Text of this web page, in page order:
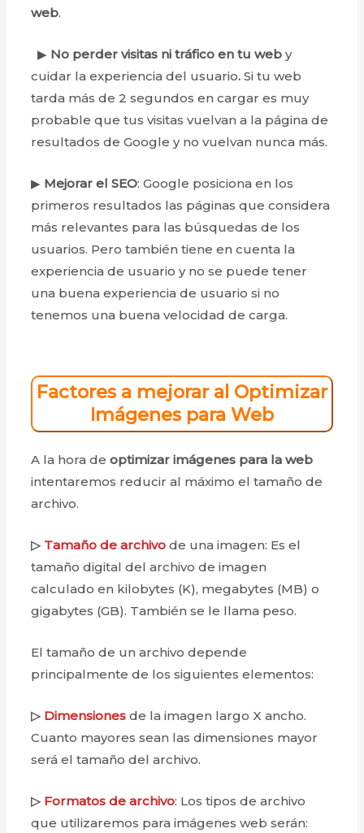
web.
▶ No perder visitas ni tráfico en tu weby
cuidar la experiencia del usuario.Si tu web
tarda más de 2 segundos en cargar es muy
probable que tus visitas vuelvan a la página de
resultados de Google y no vuelvan nunca más.
▶ Mejorar el SEO: Google posiciona en los
primeros resultados las páginas que considera
más relevantes para las búsquedas de los
usuarios. Pero también tiene en cuenta la
experiencia de usuario y no se puede tener
una buena experiencia de usuario si no
tenemos una buena velocidad de carga.
Factores a mejorar al Optimizar
Imágenes para Web
A la hora deoptimizar imágenes para la web
intentaremos reducir al máximo el tamaño de
archivo.
▷ Tamaño de archivo de una imagen: Es el
tamaño digital del archivo de imagen
calculado en kilobytes (K), megabytes (MB) o
gigabytes (GB). También se le llama peso.
El tamaño de un archivo depende
principalmente de los siguientes elementos:
▷ Dimensiones de la imagen largo X ancho.
Cuanto mayores sean las dimensiones mayor
será el tamaño del archivo.
▷ Formatos de archivo: Los tipos de archivo
que utilizaremos para imágenes web serán: